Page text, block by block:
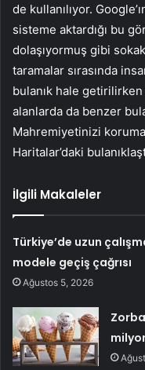
de kullanılıyor.
sisteme aktardığı bu
dolaşıyormuş gibi
taramalar sırasında
bulanık hale
alanlarda da benzer
Mahremiyetinizi
Haritalar’daki
İlgili Makaleler
Türkiye’de uzun
modele geçiş çağrısı
Ağustos 5, 2026